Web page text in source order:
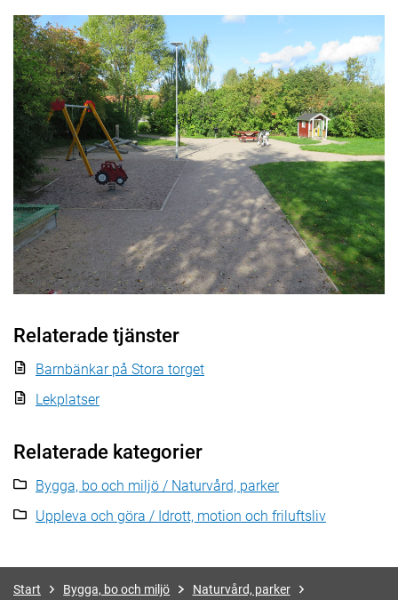
Relaterade tjänster
Barnbänkar på Stora torget
Lekplatser
Relaterade kategorier
Bygga, bo och miljö / Naturvård, parker
Uppleva och göra / Idrott, motion och friluftsliv
Start Bygga, bo och miljö
Naturvård, parker